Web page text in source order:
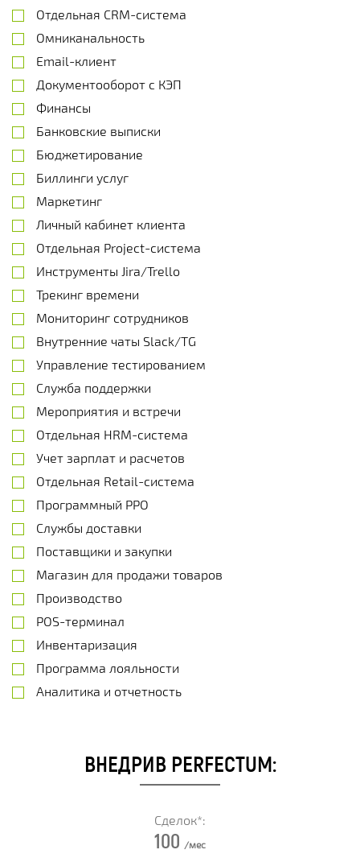
Отдельная CRM-система
Омниканальность
Email-клиент
Документооборот с КЭП
Финансы
Банковские выписки
Бюджетирование
Биллинги услуг
Маркетинг
Личный кабинет клиента
Отдельная Project-система
Инструменты Jira/Trello
Трекинг времени
Мониторинг сотрудников
Внутренние чаты Slack/TG
Управление тестированием
Служба поддержки
Мероприятия и встречи
Отдельная HRM-система
Учет зарплат и расчетов
Отдельная Retail-система
Программный РРО
Службы доставки
Поставщики и закупки
Магазин для продажи товаров
Производство
POS-терминал
Инвентаризация
Программа лояльности
Аналитика и отчетность
ВНЕДРИВ PERFECTUM:
Сделок*:
100 /мес